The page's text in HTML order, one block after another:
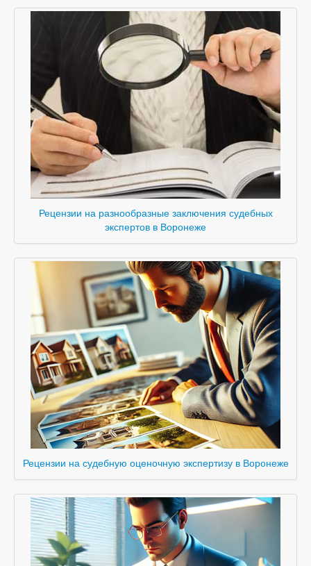
Рецензии на разнообразные заключения судебных
экспертов в Воронеже
Рецензии на судебную оценочную экспертизу в Воронеже